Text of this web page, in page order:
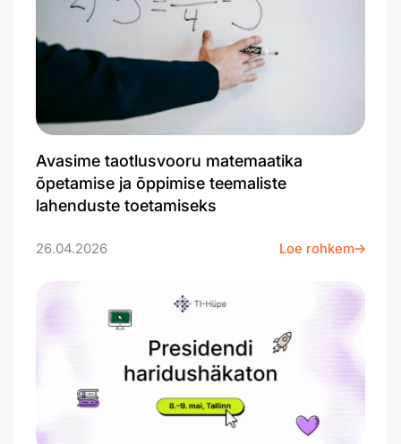
Avasime taotlusvooru matemaatika
õpetamise ja õppimise teemaliste
lahenduste toetamiseks
26.04.2026 Loe rohkem